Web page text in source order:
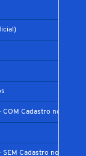
COM Cadastro no
Cadastro no